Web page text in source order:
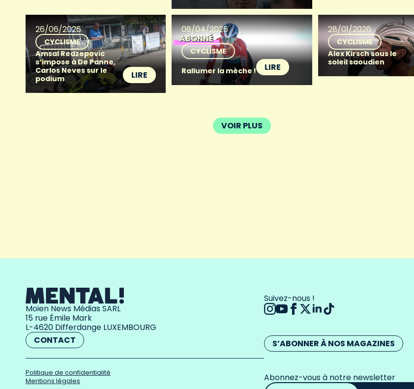
26/06/2026
CYCLISME
Amsal Redzepovic
s’impose à De Panne,
Carlos Neves sur le
podium
LIRE
08/04/2026
ABONNÉ
CYCLISME
Rallumer la mèche !
LIRE
28/01/2026
CYCLISME
Alex Kirsch sous le
soleil saoudien
VOIR PLUS
Moien News Médias SARL
15 rue Émile Mark
L-4620 Differdange LUXEMBOURG
CONTACT
Politique de confidentialité
Mentions légales
Suivez-nous !
S’ABONNER À NOS MAGAZINES
Abonnez-vous à notre newsletter
Adresse